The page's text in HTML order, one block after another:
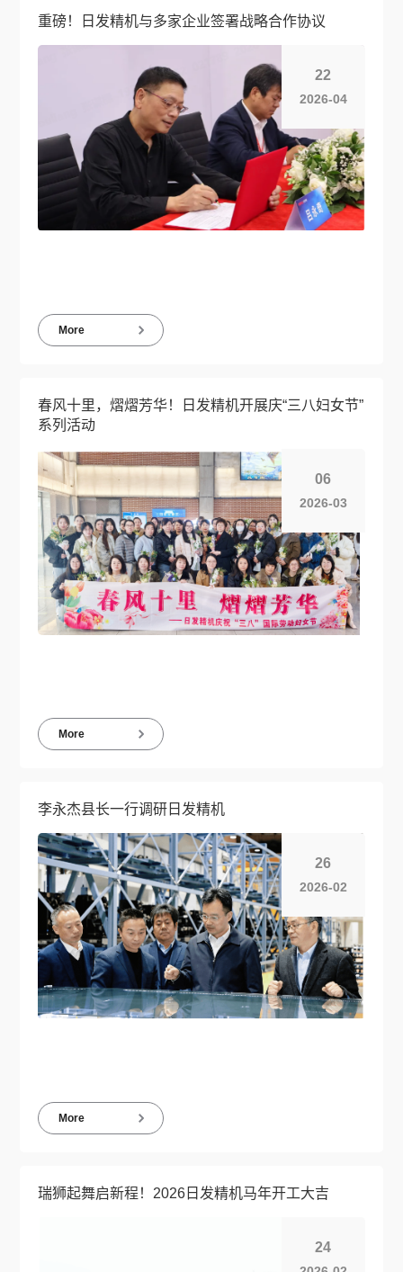
重磅！日发精机与多家企业签署战略合作协议
22
2026-04
More
春风十里，熠熠芳华！日发精机开展庆“三八妇女节”
系列活动
06
2026-03
More
李永杰县长一行调研日发精机
26
2026-02
More
瑞狮起舞启新程！2026日发精机马年开工大吉
24